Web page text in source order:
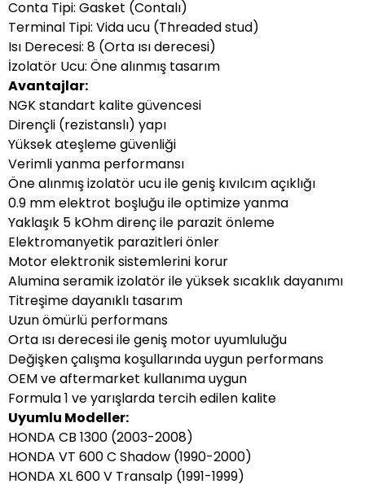
Conta Tipi: Gasket (Contalı)
Terminal Tipi: Vida ucu (Threaded stud)
Isı Derecesi: 8 (Orta ısı derecesi)
İzolatör Ucu: Öne alınmış tasarım
Avantajlar:
NGK standart kalite güvencesi
Dirençli (rezistanslı) yapı
Yüksek ateşleme güvenliği
Verimli yanma performansı
Öne alınmış izolatör ucu ile geniş kıvılcım açıklığı
0.9 mm elektrot boşluğu ile optimize yanma
Yaklaşık 5 kOhm direnç ile parazit önleme
Elektromanyetik parazitleri önler
Motor elektronik sistemlerini korur
Alumina seramik izolatör ile yüksek sıcaklık dayanımı
Titreşime dayanıklı tasarım
Uzun ömürlü performans
Orta ısı derecesi ile geniş motor uyumluluğu
Değişken çalışma koşullarında uygun performans
OEM ve aftermarket kullanıma uygun
Formula 1 ve yarışlarda tercih edilen kalite
Uyumlu Modeller:
HONDA CB 1300 (2003-2008)
HONDA VT 600 C Shadow (1990-2000)
HONDA XL 600 V Transalp (1991-1999)